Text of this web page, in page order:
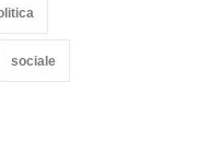
sociale